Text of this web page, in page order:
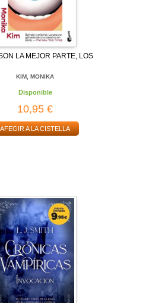
LA MEJOR PARTE, LOS
KIM, MONIKA
Disponible
10,95 €
AFEGIR A LA CISTELLA